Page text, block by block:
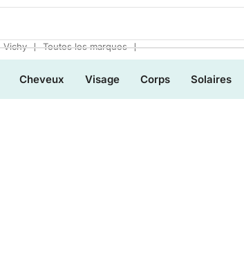
Vichy ❘ Toutes les marques ❘
Cheveux Visage Corps Solaires